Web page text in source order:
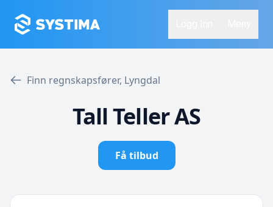
Finn regnskapsfører, Lyngdal
Tall Teller AS
Få tilbud